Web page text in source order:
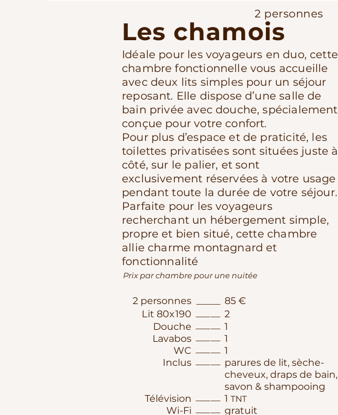
Les chamois
2 personnes
Idéale pour les voyageurs en duo, cette
chambre fonctionnelle vous accueille
avec deux lits simples pour un séjour
reposant. Elle dispose d’une salle de
bain privée avec douche, spécialement
conçue pour votre confort.
Pour plus d’espace et de praticité, les
toilettes privatisées sont situées juste à
côté, sur le palier, et sont
exclusivement réservées à votre usage
pendant toute la durée de votre séjour.
Parfaite pour les voyageurs
recherchant un hébergement simple,
propre et bien situé, cette chambre
allie charme montagnard et
fonctionnalité
Prix par chambre pour une nuitée
2 personnes
Lit 80x190
Douche
Lavabos
WC
Inclus​
Télévision
Wi-Fi
85 €
2
1
1
1
parures de lit, sèche-
cheveux, draps de bain,
savon & shampooing
1 TNT
gratuit